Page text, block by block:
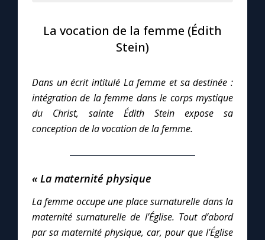
La vidéo de la semaine
Le magazine
Le site internet
Questions-réponses
Prier au quotidien
Avec Thérèse de Lisieux
La vocation de la femme (Édith
Stein)
Dans un écrit intitulé La femme et sa destinée :
intégration de la femme dans le corps mystique
du Christ, sainte Édith Stein expose sa
conception de la vocation de la femme.
« La maternité physique
La femme occupe une place surnaturelle dans la
maternité surnaturelle de l’Église. Tout d’abord
par sa maternité physique, car, pour que l’Église